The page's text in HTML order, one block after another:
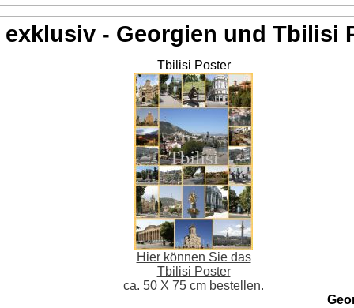
exklusiv - Georgien und Tbilisi
Tbilisi Poster
Hier können Sie das
Tbilisi Poster
ca. 50 X 75 cm bestellen.